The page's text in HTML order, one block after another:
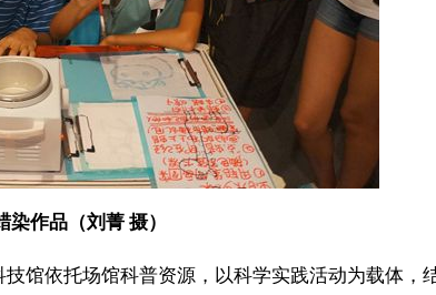
作品（刘菁 摄）
依托场馆科普资源，以科学实践活动为载体，